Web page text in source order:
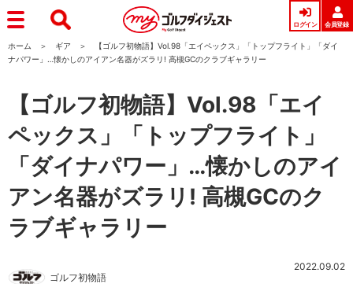
ログイン 会員登録
ホーム ギア
【ゴルフ初物語】Vol.98「エイペックス」「トップフライト」「ダイ
ナパワー」…懐かしのアイアン名器がズラリ! 高槻GCのクラブギャラリー
【ゴルフ初物語】Vol.98「エイ
ペックス」「トップフライト」
「ダイナパワー」…懐かしのアイ
アン名器がズラリ! 高槻GCのク
ラブギャラリー
ゴルフ初物語
2022.09.02